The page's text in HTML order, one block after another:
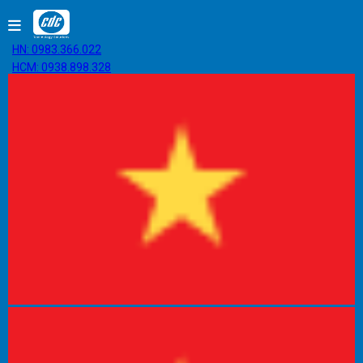
HN: 0983.366.022
HCM: 0938.898.328